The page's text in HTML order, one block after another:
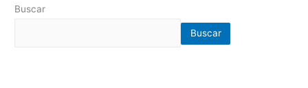
Buscar
Buscar